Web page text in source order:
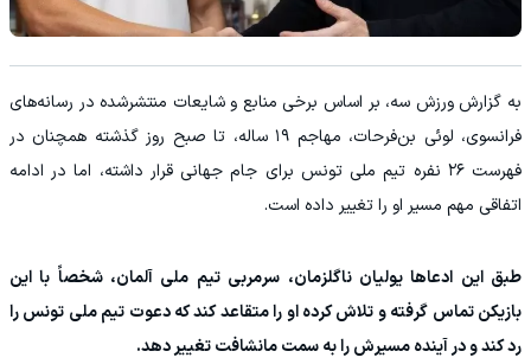
به گزارش ورزش سه، بر اساس برخی منابع و شایعات منتشرشده در رسانه‌های
فرانسوی، لوئی بن‌فرحات، مهاجم ۱۹ ساله، تا صبح روز گذشته همچنان در
فهرست ۲۶ نفره تیم ملی تونس برای جام جهانی قرار داشته، اما در ادامه
اتفاقی مهم مسیر او را تغییر داده است.
طبق این ادعاها یولیان ناگلزمان، سرمربی تیم ملی آلمان، شخصاً با این
بازیکن تماس گرفته و تلاش کرده او را متقاعد کند که دعوت تیم ملی تونس را
رد کند و در آینده مسیرش را به سمت مانشافت تغییر دهد.